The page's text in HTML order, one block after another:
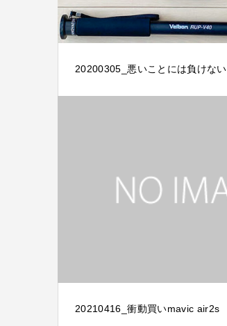
20200305_悪いことには負けない
20210416_衝動買いmavic air2s